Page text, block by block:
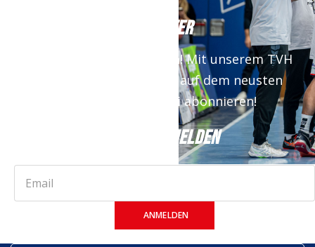
NEWSLETTER
Keine News mehr verpassen! Mit unserem TVH
Newsletter bist du immer auf dem neusten
Stand. Jetzt kostenfrei abonnieren!
JETZT ANMELDEN
ANMELDEN